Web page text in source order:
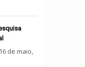
de maio,